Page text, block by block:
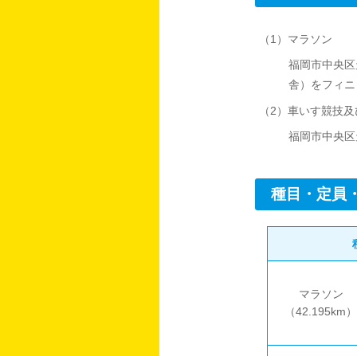
（1）マラソン
福岡市中央
舎）をフィ
（2）車いす競技
福岡市中央
種目・定員
マラソン
（42.195km）